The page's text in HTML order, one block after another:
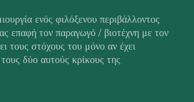
ενός φιλόξενου περιβάλλοντος
επαφή τον παραγωγό / βιοτέχνη με τον
τους στόχους του μόνο αν έχει
δύο αυτούς κρίκους της